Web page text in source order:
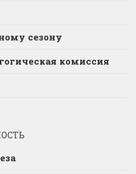
сезону
комиссия